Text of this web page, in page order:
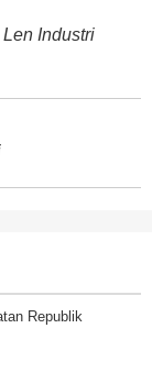
Industri
Republik